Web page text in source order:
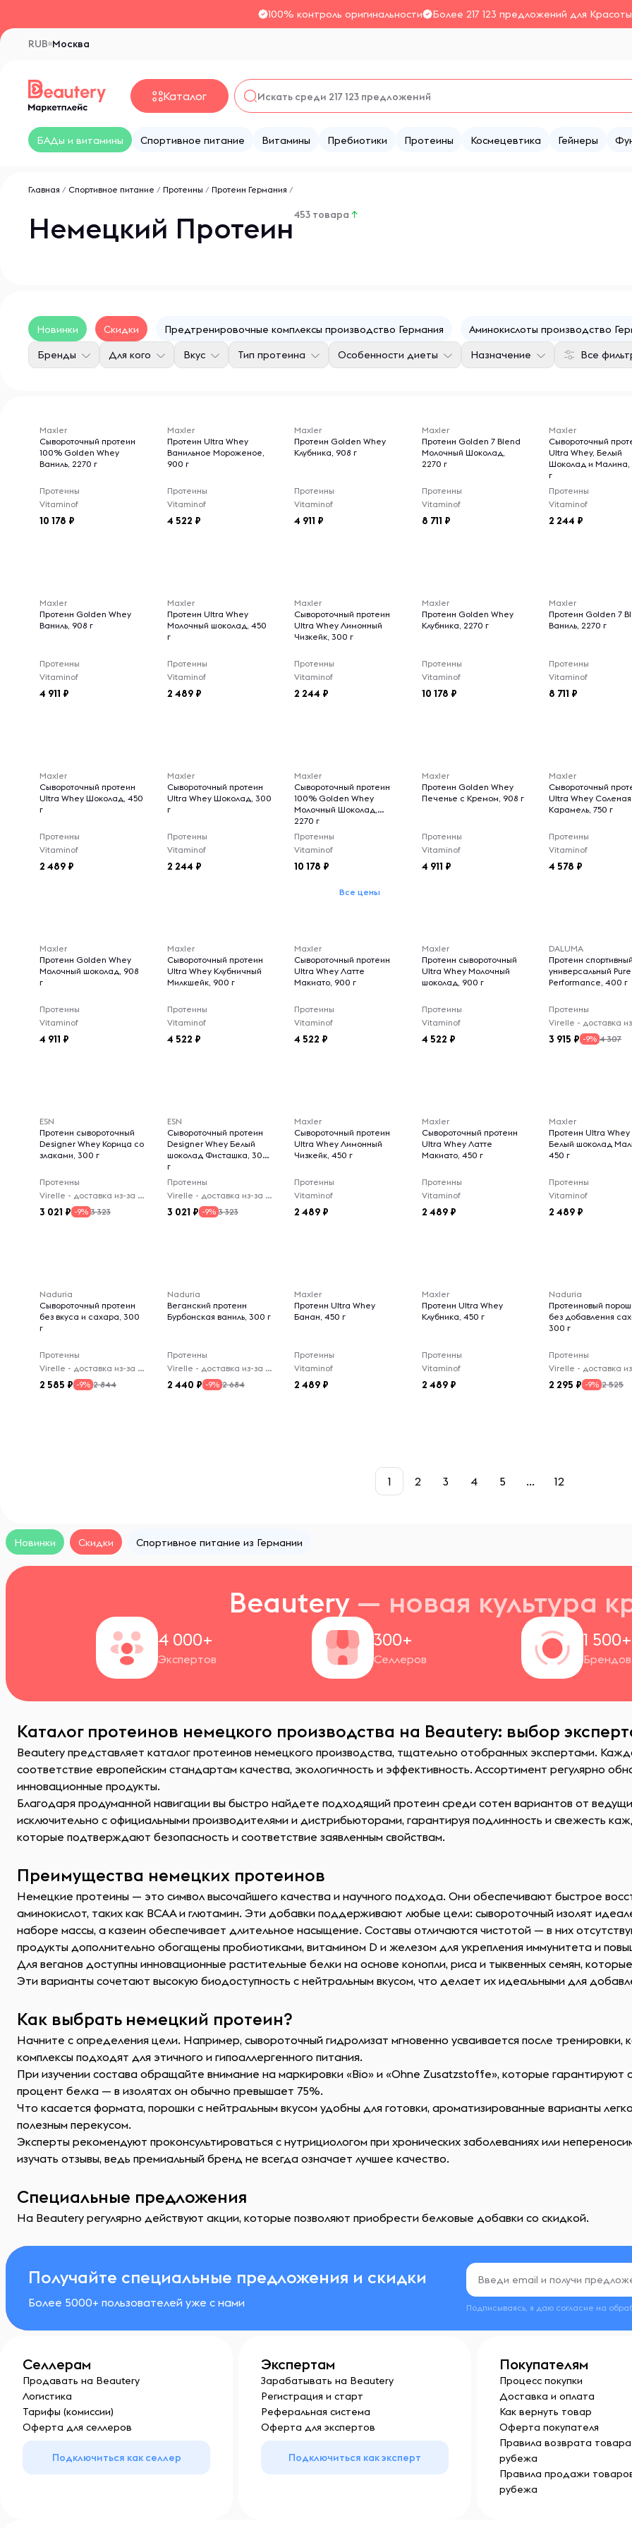
100% контроль оригинальности Более 217 123 предложений для
Москва
RUB
Каталог
БАДы и витамины Спортивное питание Витамины Пребиотики Протеины Космецевтика Гейнеры
Главная / Спортивное питание / Протеины / Протеин Германия /
Немецкий Протеин453 товара ↑
Новинки Скидки Предтренировочные комплексы производство Германия Аминокислоты производство
Все
Бренды Для кого Вкус Тип протеина Особенности диеты Назначение
Maxler
Сывороточный протеин
100% Golden Whey
Ваниль, 2270 г
Протеины
Vitaminof
10 178
Maxler
Протеин Ultra Whey
Ванильное Мороженое,
900 г
Протеины
Vitaminof
4 522
Maxler
Протеин Golden Whey
Клубника, 908 г
Протеины
Vitaminof
4 911
Maxler
Протеин Golden 7 Blend
Молочный Шоколад,
2270 г
Протеины
Vitaminof
8 711
Maxler
Сывороточный
Ultra Whey, Белый
Шоколад и Малина,
г
Протеины
Vitaminof
2 244
Maxler
Протеин Golden Whey
Ваниль, 908 г
Протеины
Vitaminof
4 911
Maxler
Протеин Ultra Whey
Молочный шоколад, 450
г
Протеины
Vitaminof
2 489
Maxler
Сывороточный протеин
Ultra Whey Лимонный
Чизкейк, 300 г
Протеины
Vitaminof
2 244
Maxler
Протеин Golden Whey
Клубника, 2270 г
Протеины
Vitaminof
10 178
Maxler
Протеин Golden 7
Ваниль, 2270 г
Протеины
Vitaminof
8 711
Maxler
Сывороточный протеин
Ultra Whey Шоколад, 450
г
Протеины
Vitaminof
2 489
Maxler
Сывороточный протеин
Ultra Whey Шоколад, 300
г
Протеины
Vitaminof
2 244
Maxler
Сывороточный протеин
100% Golden Whey
Молочный Шоколад,
2270 г
Протеины
Vitaminof
10 178
Все цены
Maxler
Протеин Golden Whey
Печенье с Кремом, 908 г
Протеины
Vitaminof
4 911
Maxler
Сывороточный
Ultra Whey Соленая
Карамель, 750 г
Протеины
Vitaminof
4 578
Maxler
Протеин Golden Whey
Молочный шоколад, 908
г
Протеины
Vitaminof
4 911
Maxler
Сывороточный протеин
Ultra Whey Клубничный
Милкшейк, 900 г
Протеины
Vitaminof
4 522
Maxler
Сывороточный протеин
Ultra Whey Латте
Макиато, 900 г
Протеины
Vitaminof
4 522
Maxler
Протеин сывороточный
Ultra Whey Молочный
шоколад, 900 г
Протеины
Vitaminof
4 522
DALUMA
Протеин спортивный
универсальный Pure
Performance, 400 г
Протеины
3 915 -9% 4 307
ESN
Протеин сывороточный
Designer Whey Корица со
злаками, 300 г
Протеины
Virelle - доставка из-за рубежа
3 021 -9% 3 323
ESN
Сывороточный протеин
Designer Whey Белый
шоколад Фисташка, 300
г
Протеины
Virelle - доставка из-за рубежа
3 021 -9% 3 323
Maxler
Сывороточный протеин
Ultra Whey Лимонный
Чизкейк, 450 г
Протеины
Vitaminof
2 489
Maxler
Сывороточный протеин
Ultra Whey Латте
Макиато, 450 г
Протеины
Vitaminof
2 489
Maxler
Протеин Ultra Whey
Белый шоколад
450 г
Протеины
Vitaminof
2 489
Naduria
Сывороточный протеин
без вкуса и сахара, 300
г
Протеины
Virelle - доставка из-за рубежа
2 585 -9% 2 844
Naduria
Веганский протеин
Бурбонская ваниль, 300 г
Протеины
Virelle - доставка из-за рубежа
2 440 -9% 2 684
Maxler
Протеин Ultra Whey
Банан, 450 г
Протеины
Vitaminof
2 489
Maxler
Протеин Ultra Whey
Клубника, 450 г
Протеины
Vitaminof
2 489
Naduria
Протеиновый
без добавления
300 г
Протеины
2 295 -9% 2 525
1 2 3 4 5 ... 12
Новинки Скидки Спортивное питание из Германии
Beautery — новая культура
4 000+
Экспертов
300+
Селлеров
1 500+
Брендов
Каталог протеинов немецкого производства на Beautery: выбор
Beautery представляет каталог протеинов немецкого производства, тщательно отобранных экспертами.
соответствие европейским стандартам качества, экологичность и эффективность. Ассортимент регулярно
инновационные продукты.
Благодаря продуманной навигации вы быстро найдете подходящий протеин среди сотен вариантов от
исключительно с официальными производителями и дистрибьюторами, гарантируя подлинность и свежесть
которые подтверждают безопасность и соответствие заявленным свойствам.
Преимущества немецких протеинов
Немецкие протеины — это символ высочайшего качества и научного подхода. Они обеспечивают быстрое
аминокислот, таких как BCAA и глютамин. Эти добавки поддерживают любые цели: сывороточный изолят
наборе массы, а казеин обеспечивает длительное насыщение. Составы отличаются чистотой — в них
продукты дополнительно обогащены пробиотиками, витамином D и железом для укрепления иммунитета и
Для веганов доступны инновационные растительные белки на основе конопли, риса и тыквенных семян,
Эти варианты сочетают высокую биодоступность с нейтральным вкусом, что делает их идеальными для
Как выбрать немецкий протеин?
Начните с определения цели. Например, сывороточный гидролизат мгновенно усваивается после
комплексы подходят для этичного и гипоаллергенного питания.
При изучении состава обращайте внимание на маркировки «Bio» и «Ohne Zusatzstoffe», которые
процент белка — в изолятах он обычно превышает 75%.
Что касается формата, порошки с нейтральным вкусом удобны для готовки, ароматизированные варианты
полезным перекусом.
Эксперты рекомендуют проконсультироваться с нутрициологом при хронических заболеваниях или
изучать отзывы, ведь премиальный бренд не всегда означает лучшее качество.
Специальные предложения
На Beautery регулярно действуют акции, которые позволяют приобрести белковые добавки со скидкой.
Получайте специальные предложения и скидки
Более 5000+ пользователей уже с нами Подписываясь, я даю согласие на
Селлерам
Продавать на Beautery
Логистика
Тарифы (комиссии)
Оферта для селлеров
Подключиться как селлер
Экспертам
Зарабатывать на Beautery
Регистрация и старт
Реферальная система
Оферта для экспертов
Подключиться как эксперт
Покупателям
Процесс покупки
Доставка и оплата
Как вернуть товар
Оферта покупателя
Правила возврата товара
рубежа
Правила продажи
рубежа